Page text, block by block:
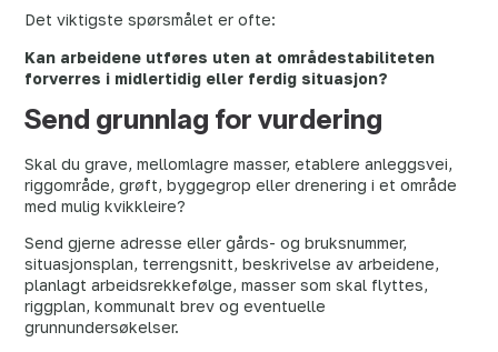
Det viktigste spørsmålet er ofte:
Kan arbeidene utføres uten at områdestabiliteten
forverres i midlertidig eller ferdig situasjon?
Send grunnlag for vurdering
Skal du grave, mellomlagre masser, etablere anleggsvei,
riggområde, grøft, byggegrop eller drenering i et område
med mulig kvikkleire?
Send gjerne adresse eller gårds- og bruksnummer,
situasjonsplan, terrengsnitt, beskrivelse av arbeidene,
planlagt arbeidsrekkefølge, masser som skal flyttes,
riggplan, kommunalt brev og eventuelle
grunnundersøkelser.